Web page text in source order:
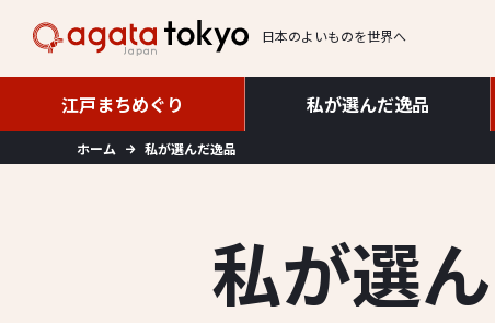
日本のよいものを世界へ
江戸まちめぐり
江戸まちめぐり
私が選んだ逸品
私が選んだ逸品
ホーム 私が選んだ逸品
私が選ん